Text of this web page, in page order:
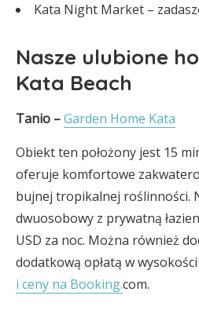
Kata Night Market –
Nasze ulubione
Kata Beach
Tanio –Garden Home Kata
Obiekt ten położony jest 15
oferuje komfortowe
bujnej tropikalnej roślinności.
dwuosobowy z prywatną
USD za noc. Można również
dodatkową opłatą w wysokości
i ceny na Booking.com.